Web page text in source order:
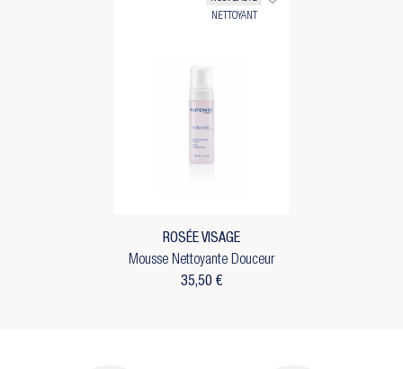
NETTOYANT
ROSÉE VISAGE
Mousse Nettoyante Douceur
35,50 €